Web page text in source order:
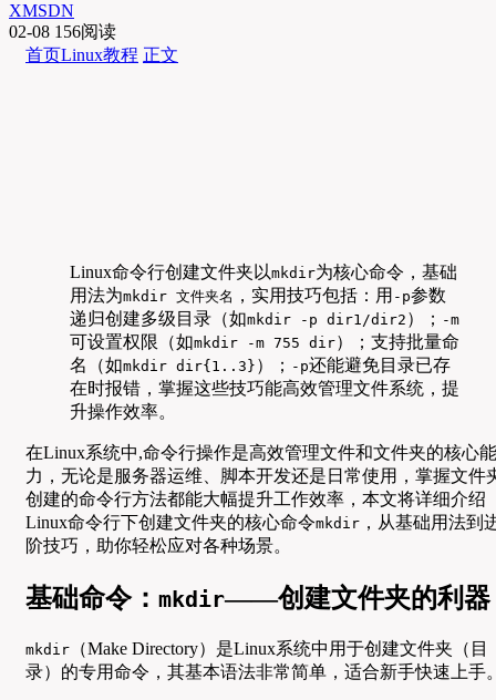
XMSDN
02-08 156阅读
首页Linux教程 正文
Linux命令行创建文件夹以mkdir为核心命令，基础
用法为mkdir 文件夹名 ，实用技巧包括：用 -p参数
递归创建多级目录（如mkdir -p dir1/dir2 ）； -m
可设置权限（如mkdir -m 755 dir）；支持批量命
名（如mkdir dir{1..3} ）； -p还能避免目录已存
在时报错，掌握这些技巧能高效管理文件系统，提
升操作效率。
在Linux系统中,命令行操作是高效管理文件和文件夹的核心能
力，无论是服务器运维、脚本开发还是日常使用，掌握文件
创建的命令行方法都能大幅提升工作效率，本文将详细介绍
Linux命令行下创建文件夹的核心命令mkdir ，从基础用法到
阶技巧，助你轻松应对各种场景。
基础命令： mkdir——创建文件夹的利器
mkdir （Make Directory）是Linux系统中用于创建文件夹（目
录）的专用命令，其基本语法非常简单，适合新手快速上手